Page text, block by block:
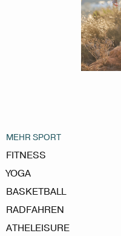
MEHR SPORT
FITNESS
YOGA
BASKETBALL
RADFAHREN
ATHELEISURE